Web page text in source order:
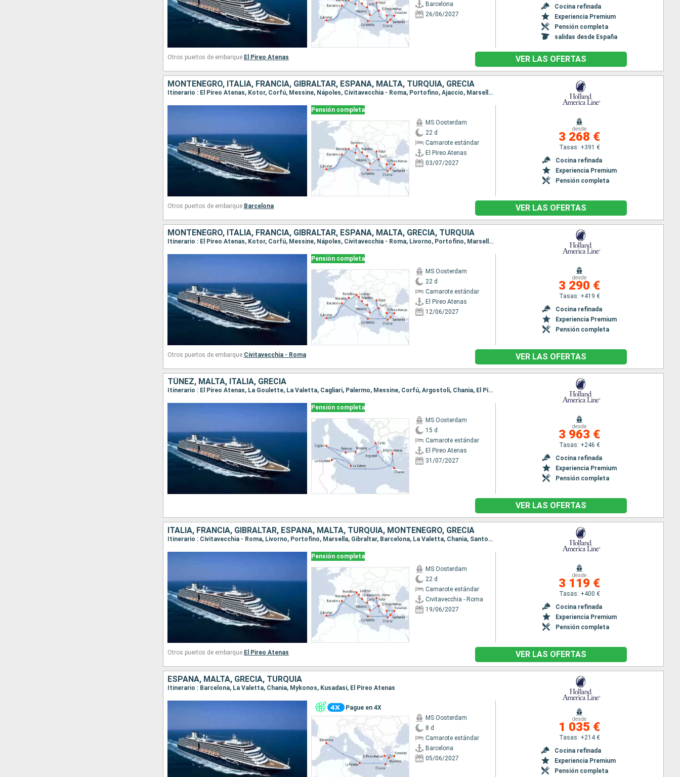
Barcelona
26/06/2027
Cocina refinada
Experiencia Premium
Pensión completa
salidas desde España
Otros puertos de embarque: El Pireo Atenas VER LAS OFERTAS
MONTENEGRO, ITALIA, FRANCIA, GIBRALTAR, ESPAÑA, MALTA, TURQUÍA, GRECIA
Itinerario : El Pireo Atenas, Kotor, Corfú, Messine, Nápoles, Civitavecchia - Roma, Portofino, Ajaccio, Marsella, Gibraltar, Barcelona, La Valetta, Chania, Santoríni, Kusadasi, El Pireo Atenas
Pensión completa
MS Oosterdam
22 d
Camarote estándar
El Pireo Atenas
03/07/2027
desde
3 268 €
Tasas: +391 €
Cocina refinada
Experiencia Premium
Pensión completa
Otros puertos de embarque: Barcelona VER LAS OFERTAS
MONTENEGRO, ITALIA, FRANCIA, GIBRALTAR, ESPAÑA, MALTA, GRECIA, TURQUÍA
Itinerario : El Pireo Atenas, Kotor, Corfú, Messine, Nápoles, Civitavecchia - Roma, Livorno, Portofino, Marsella, Gibraltar, Barcelona, La Valetta, Chania, Santoríni, Kusadasi, El Pireo Atenas
Pensión completa
MS Oosterdam
22 d
Camarote estándar
El Pireo Atenas
12/06/2027
desde
3 290 €
Tasas: +419 €
Cocina refinada
Experiencia Premium
Pensión completa
Otros puertos de embarque:Civitavecchia - Roma VER LAS OFERTAS
TÚNEZ, MALTA, ITALIA, GRECIA
Itinerario : El Pireo Atenas, La Goulette, La Valetta, Cagliari, Palermo, Messine, Corfú, Argostoli, Chania, El Pireo Atenas
Pensión completa
MS Oosterdam
15 d
Camarote estándar
El Pireo Atenas
31/07/2027
desde
3 963 €
Tasas: +246 €
Cocina refinada
Experiencia Premium
Pensión completa
VER LAS OFERTAS
ITALIA, FRANCIA, GIBRALTAR, ESPAÑA, MALTA, TURQUÍA, MONTENEGRO, GRECIA
Itinerario : Civitavecchia - Roma, Livorno, Portofino, Marsella, Gibraltar, Barcelona, La Valetta, Chania, Santoríni, Kusadasi, El Pireo Atenas, Kotor, Corfú, Messine, Nápoles, Civitavecchia - Roma
Pensión completa
MS Oosterdam
22 d
Camarote estándar
Civitavecchia - Roma
19/06/2027
desde
3 119 €
Tasas: +400 €
Cocina refinada
Experiencia Premium
Pensión completa
Otros puertos de embarque: El Pireo Atenas VER LAS OFERTAS
ESPAÑA, MALTA, GRECIA, TURQUÍA
Itinerario : Barcelona, La Valetta, Chania, Mykonos, Kusadasi, El Pireo Atenas
Pague en 4X
MS Oosterdam
8 d
Camarote estándar
Barcelona
05/06/2027
desde
1 035 €
Tasas: +214 €
Cocina refinada
Experiencia Premium
Pensión completa